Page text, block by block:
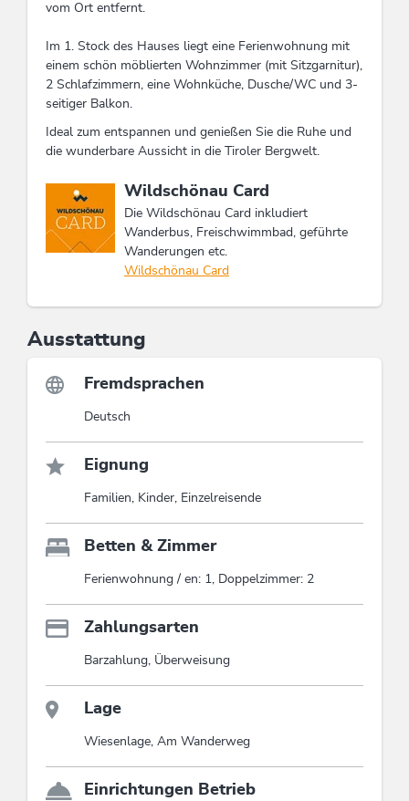
vom Ort entfernt.
Im 1. Stock des Hauses liegt eine Ferienwohnung mit
einem schön möblierten Wohnzimmer (mit Sitzgarnitur),
2 Schlafzimmern, eine Wohnküche, Dusche/WC und 3-
seitiger Balkon.
Ideal zum entspannen und genießen Sie die Ruhe und
die wunderbare Aussicht in die Tiroler Bergwelt.
Diese Unterkunft ist Mitglied von
Wildschönau Card
Die Wildschönau Card inkludiert
Wanderbus, Freischwimmbad, geführte
Wanderungen etc.
Wildschönau Card
Ausstattung
Fremdsprachen
Deutsch
Eignung
Familien, Kinder, Einzelreisende
Betten & Zimmer
Ferienwohnung / en: 1, Doppelzimmer: 2
Zahlungsarten
Barzahlung, Überweisung
Lage
Wiesenlage, Am Wanderweg
Einrichtungen Betrieb